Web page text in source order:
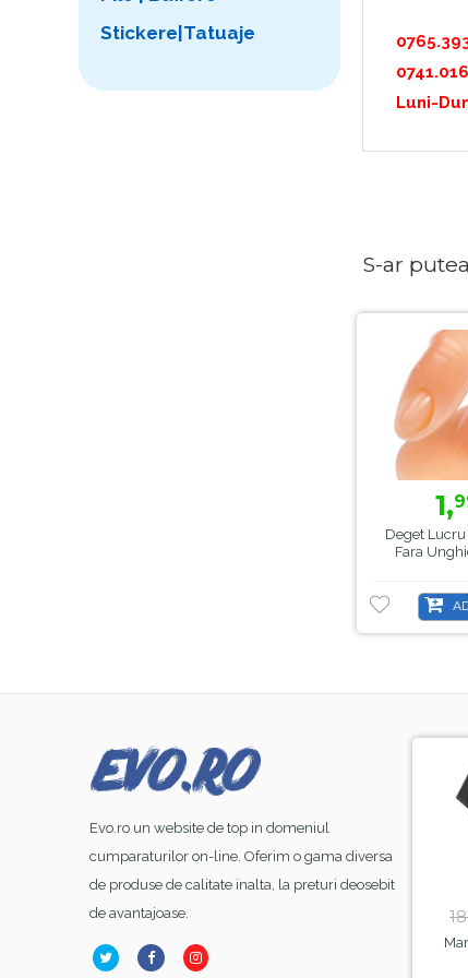
Luni-
S-ar
1,
Deget
Fara
Stickere|Tatuaje
Evo.ro un website de top in domeniul
cumparaturilor on-line. Oferim o gama diversa
de produse de calitate inalta, la preturi deosebit
de avantajoase.
-8%
99lei
Base Coat Gel FSM
Nr.13, Hema Free
Lampa Alba Led SunOne
18,